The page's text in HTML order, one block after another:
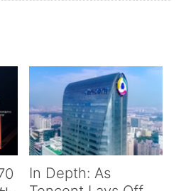
In Depth: As